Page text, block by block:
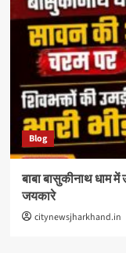
Blog
बाबा बासुकीनाथ धाम
जयकारे
citynewsjharkhand.in